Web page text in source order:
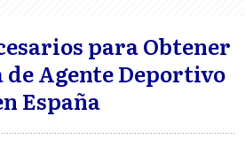
para Obtener
Agente Deportivo
España